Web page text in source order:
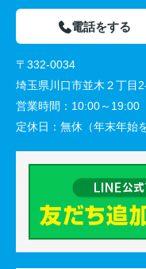
電話をする
〒332-0034
埼玉県川口市並木２丁目
営業時間： 10:00～19:00
定休日： 無休（年末年始